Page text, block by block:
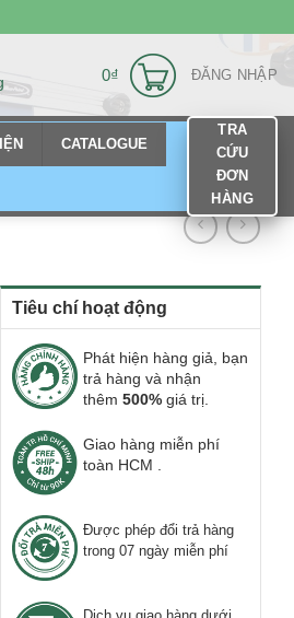
0₫ ĐĂNG NHẬP
CATALOGUE
TRA
CỨU
ĐƠN
HÀNG
Tiêu chí hoạt động
Phát hiện hàng giả, bạn
trả hàng và nhận
thêm500% giá trị.
Giao hàng miễn phí
toàn HCM .
Được phép đổi trả hàng
trong 07 ngày miễn phí